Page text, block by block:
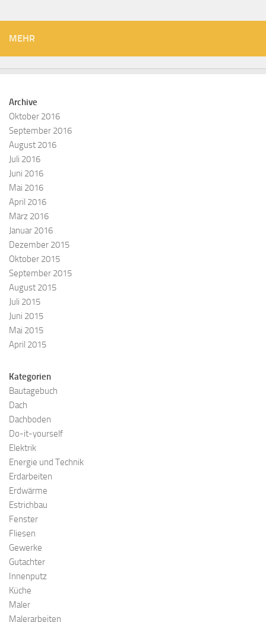
MEHR
Archive
Oktober 2016
September 2016
August 2016
Juli 2016
Juni 2016
Mai 2016
April 2016
März 2016
Januar 2016
Dezember 2015
Oktober 2015
September 2015
August 2015
Juli 2015
Juni 2015
Mai 2015
April 2015
Kategorien
Bautagebuch
Dach
Dachboden
Do-it-yourself
Elektrik
Energie und Technik
Erdarbeiten
Erdwärme
Estrichbau
Fenster
Fliesen
Gewerke
Gutachter
Innenputz
Küche
Maler
Malerarbeiten